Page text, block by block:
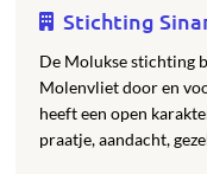
Stichting
De Molukse stichting
Molenvliet door en
heeft een open
praatje, aandacht,